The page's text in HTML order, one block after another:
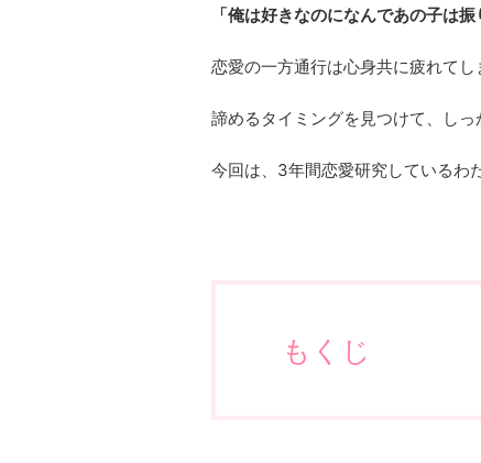
「俺は好きなのになんであの子は
恋愛の一方通行は心身共に疲れてし
諦めるタイミングを見つけて、しっ
今回は、3年間恋愛研究しているわ
もくじ